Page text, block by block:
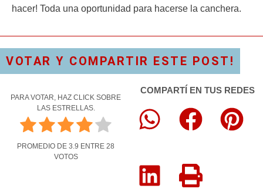
hacer! Toda una oportunidad para hacerse la canchera.
VOTAR Y COMPARTIR ESTE POST!
PARA VOTAR, HAZ CLICK SOBRE
LAS ESTRELLAS.
PROMEDIO DE 3.9 ENTRE 28
VOTOS
COMPARTÍ EN TUS REDES